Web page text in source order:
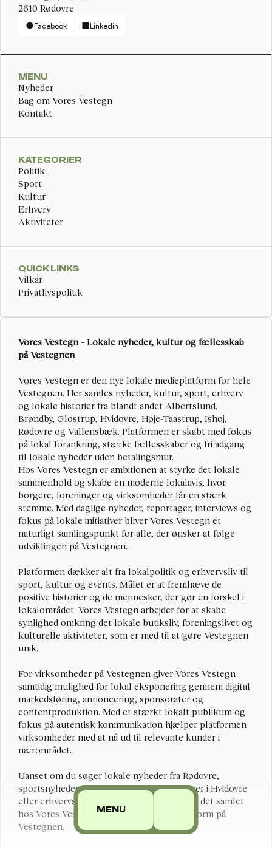
2610 Rødovre
Facebook Linkedin
MENU
Nyheder
Bag om Vores Vestegn
Kontakt
KATEGORIER
Politik
Sport
Kultur
Erhverv
Aktiviteter
QUICK LINKS
Vilkår
Privatlivspolitik
Vores Vestegn – Lokale nyheder, kultur og fællesskab
på Vestegnen
Vores Vestegn er den nye lokale medieplatform for hele
Vestegnen. Her samles nyheder, kultur, sport, erhverv
og lokale historier fra blandt andet Albertslund,
Brøndby, Glostrup, Hvidovre, Høje-Taastrup, Ishøj,
Rødovre og Vallensbæk. Platformen er skabt med fokus
på lokal forankring, stærke fællesskaber og fri adgang
til lokale nyheder uden betalingsmur.
Hos Vores Vestegn er ambitionen at styrke det lokale
sammenhold og skabe en moderne lokalavis, hvor
borgere, foreninger og virksomheder får en stærk
stemme. Med daglige nyheder, reportager, interviews og
fokus på lokale initiativer bliver Vores Vestegn et
naturligt samlingspunkt for alle, der ønsker at følge
udviklingen på Vestegnen.
Platformen dækker alt fra lokalpolitik og erhvervsliv til
sport, kultur og events. Målet er at fremhæve de
positive historier og de mennesker, der gør en forskel i
lokalområdet. Vores Vestegn arbejder for at skabe
synlighed omkring det lokale butiksliv, foreningslivet og
kulturelle aktiviteter, som er med til at gøre Vestegnen
unik.
For virksomheder på Vestegnen giver Vores Vestegn
samtidig mulighed for lokal eksponering gennem digital
markedsføring, annoncering, sponsorater og
contentproduktion. Med et stærkt lokalt publikum og
fokus på autentisk kommunikation hjælper platformen
virksomheder med at nå ud til relevante kunder i
nærområdet.
Uanset om du søger lokale nyheder fra Rødovre,
sportsnyheder fra Brøndby, kulturoplevelser i Hvidovre
eller erhvervsnyt fra Albertslund, finder du det samlet
hos Vores Vestegn – din lokale nyhedsplatform på
Vestegnen.
MENU